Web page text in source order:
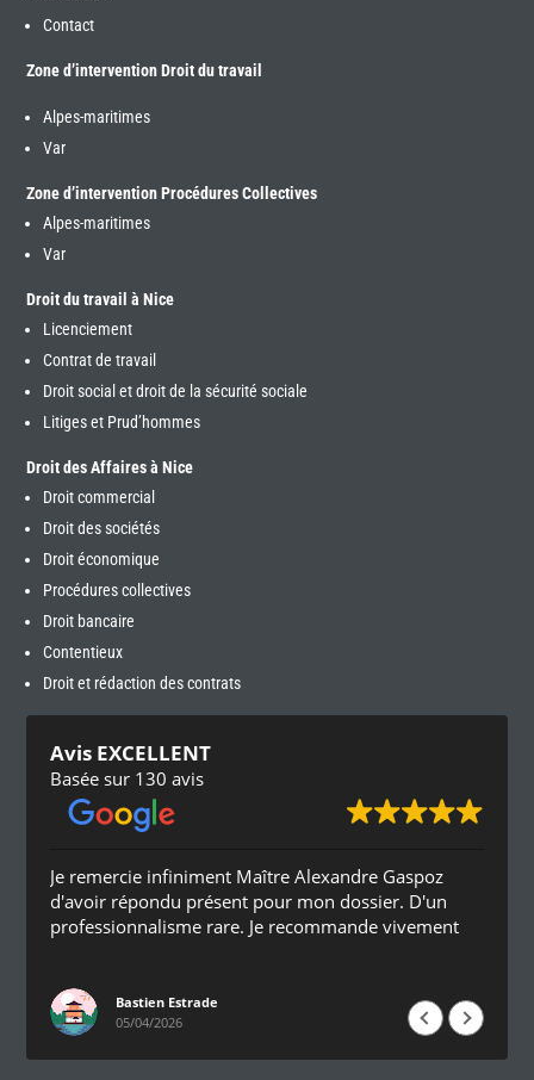
Contact
Zone d’intervention Droit du travail
Alpes-maritimes
Var
Zone d’intervention Procédures Collectives
Alpes-maritimes
Var
Droit du travail à Nice
Licenciement
Contrat de travail
Droit social et droit de la sécurité sociale
Litiges et Prud’hommes
Droit des Affaires à Nice
Droit commercial
Droit des sociétés
Droit économique
Procédures collectives
Droit bancaire
Contentieux
Droit et rédaction des contrats
Avis EXCELLENT
Basée sur 130 avis
Je remercie infiniment Maître Alexandre Gaspoz
d'avoir répondu présent pour mon dossier. D'un
professionnalisme rare. Je recommande vivement
Bastien Estrade
05/04/2026